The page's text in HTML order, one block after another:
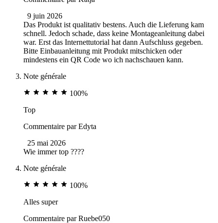
9 juin 2026
Das Produkt ist qualitativ bestens. Auch die Lieferung kam
schnell. Jedoch schade, dass keine Montageanleitung dabei
war. Erst das Internettutorial hat dann Aufschluss gegeben.
Bitte Einbauanleitung mit Produkt mitschicken oder
mindestens ein QR Code wo ich nachschauen kann.
Note générale
100%
Top
Commentaire parEdyta
25 mai 2026
Wie immer top ????
Note générale
100%
Alles super
Commentaire parRuebe050